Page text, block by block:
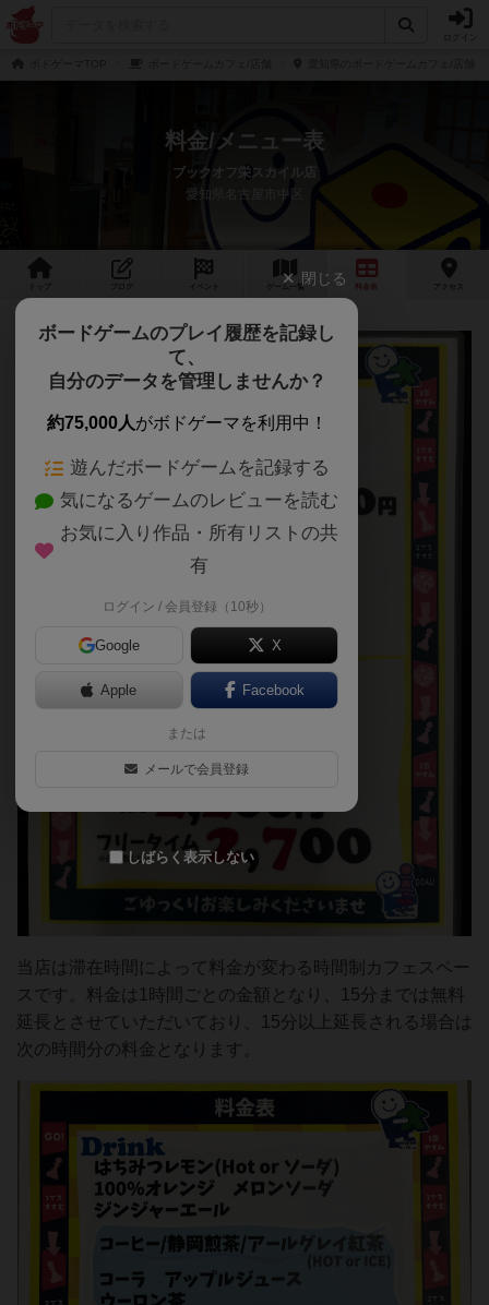
料金/メニュー表
ブックオフ栄スカイル店
愛知県名古屋市中区
ゲーム 一覧 料金 アクセス
当店は滞在時間によって料金が変わる時間制カフェスペー
スです。料金は1時間ごとの金額となり、15分までは無料
延長とさせていただいており、15分以上延長される場合は
次の時間分の料金となります。
閉じる
ボードゲームのプレイ履歴を記録し
て、
自分のデータを管理しませんか？
約75,000人がボドゲーマを利用中！
遊んだボードゲームを記録する
気になるゲームのレビューを読む
お気に入り作品・所有リストの共
有
ログイン / 会員登録（10秒）
Google X
Apple Facebook
または
メールで会員登録
しばらく表示しない